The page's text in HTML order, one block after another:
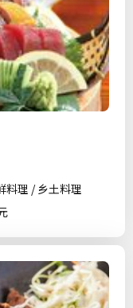
料理 / 乡土料理